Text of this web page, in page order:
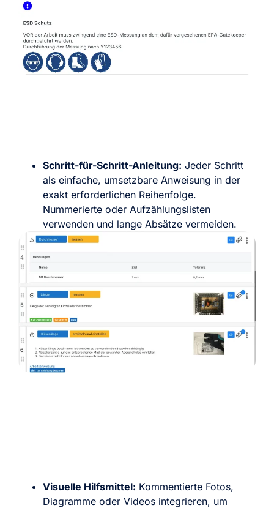
Schritt-für-Schritt-Anleitung: Jeder Schritt
als einfache, umsetzbare Anweisung in der
exakt erforderlichen Reihenfolge.
Nummerierte oder Aufzählungslisten
verwenden und lange Absätze vermeiden.
Visuelle Hilfsmittel: Kommentierte Fotos,
Diagramme oder Videos integrieren, um